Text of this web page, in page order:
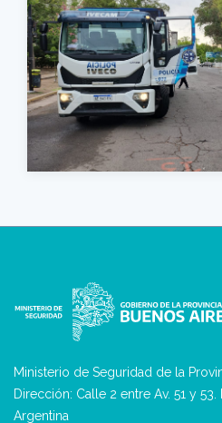
Ministerio de Seguridad de la
Dirección: Calle 2 entre Av. 51 y 53.
Argentina